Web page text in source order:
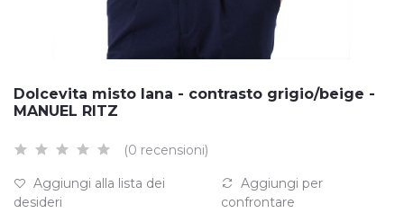
Dolcevita misto lana - contrasto grigio/beige -
MANUEL RITZ
(0 recensioni)
Aggiungi alla lista dei
desideri
Aggiungi per
confrontare